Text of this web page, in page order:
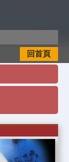
回首頁